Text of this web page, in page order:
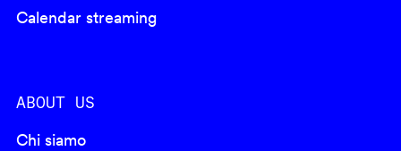
Calendar streaming
ABOUT US
Chi siamo